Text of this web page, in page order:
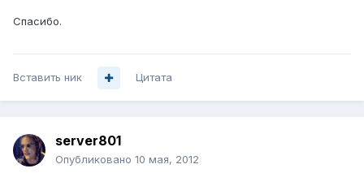
Спасибо.
Вставить ник Цитата
server801
Опубликовано 10 мая, 2012